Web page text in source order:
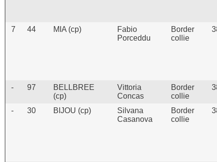
7 44 MIA (cp)
Fabio
Porceddu
Border
collie
- 97
BELLBREE
(cp)
Vittoria
Concas
Border
collie
- 30 BIJOU (cp)
Silvana
Casanova
Border
collie